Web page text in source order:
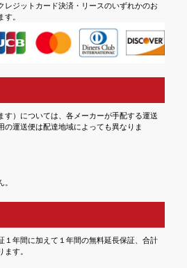
レジットカード決済・リースのいずれかのお
す。
す）については、各メーカーが手配する運送
の運送便は配達地域によっても異なりま
１年間に加えて１年間の無料延長保証、合計
ます。